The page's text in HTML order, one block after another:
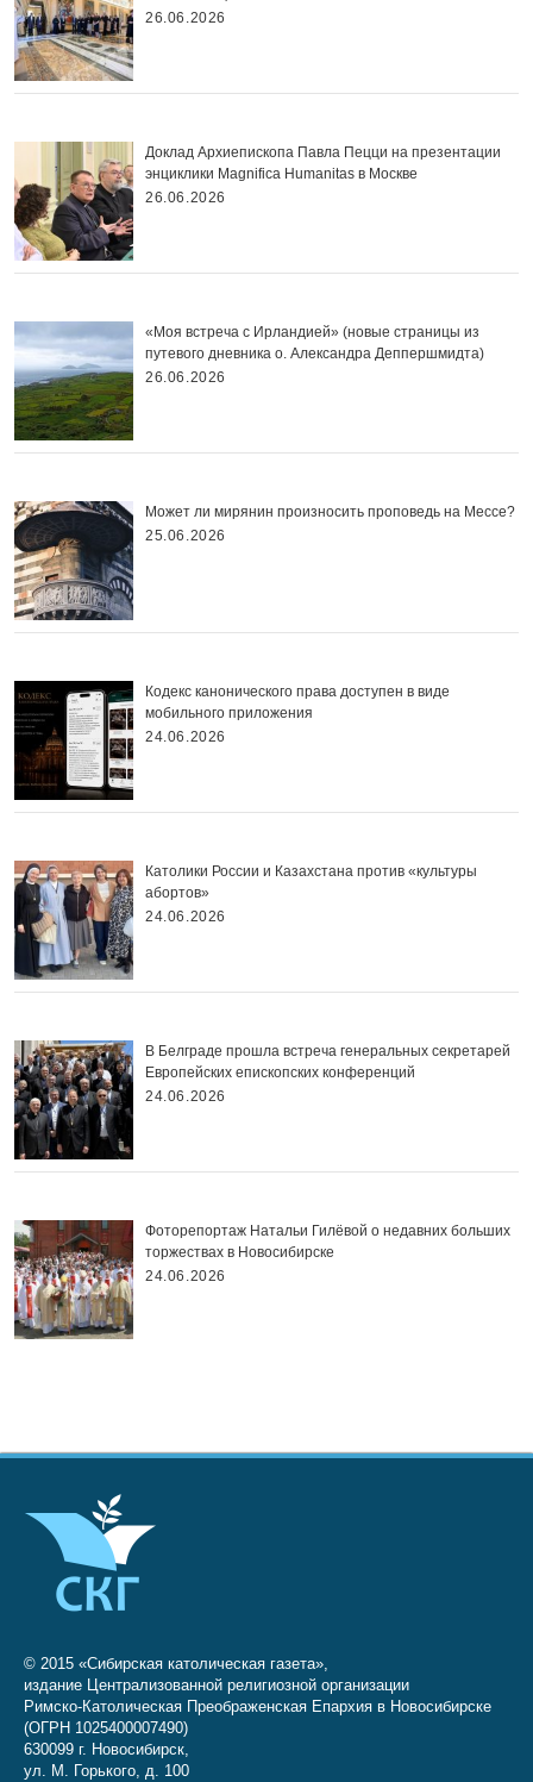
26.06.2026
Доклад Архиепископа Павла Пецци на презентации
энциклики Magnifica Нumanitas в Москве
26.06.2026
«Моя встреча с Ирландией» (новые страницы из
путевого дневника о. Александра Деппершмидта)
26.06.2026
Может ли мирянин произносить проповедь на Мессе?
25.06.2026
Кодекс канонического права доступен в виде
мобильного приложения
24.06.2026
Католики России и Казахстана против «культуры
абортов»
24.06.2026
В Белграде прошла встреча генеральных секретарей
Европейских епископских конференций
24.06.2026
Фоторепортаж Натальи Гилёвой о недавних больших
торжествах в Новосибирске
24.06.2026
© 2015 «Сибирская католическая газета»,
издание Централизованной религиозной организации
Римско-Католическая Преображенская Епархия в Новосибирске
(ОГРН 1025400007490)
630099 г. Новосибирск,
ул. М. Горького, д. 100